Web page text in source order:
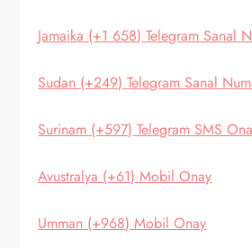
Jamaika (+1 658) Telegram Sanal
Sudan (+249) Telegram Sanal
Surinam (+597) Telegram SMS
Avustralya (+61) Mobil Onay
Umman (+968) Mobil Onay